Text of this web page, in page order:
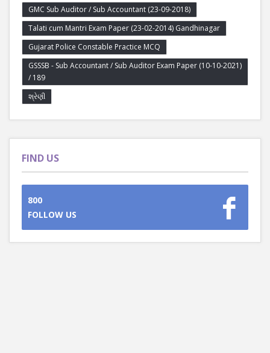
GMC Sub Auditor / Sub Accountant (23-09-2018)
Talati cum Mantri Exam Paper (23-02-2014) Gandhinagar
Gujarat Police Constable Practice MCQ
GSSSB - Sub Accountant / Sub Auditor Exam Paper (10-10-2021)
/ 189
શ્રેણી
FIND US
800
FOLLOW US